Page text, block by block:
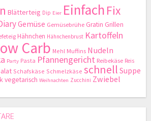
Blätterteig Dip Eier Einfach Fix
Gemüse Gemüsebrühe Gratin Grillen
Hähnchen Hähnchenbrust Kartoffeln
Carb Mehl Muffins Nudeln
Party Pasta Pfannengericht Reibekäse Reis
Schafskäse Schmelzkäse schnell Suppe
vegetarisch Weihnachten Zucchini Zwiebel